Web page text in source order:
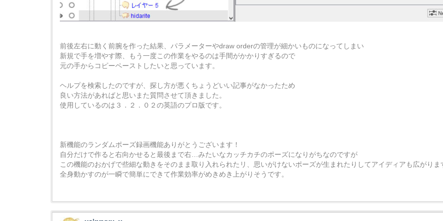
前後左右に動く前腕を作った結果、パラメーターやdraw orderの管理が細かいものになってしまい
新規で手を増やす際、もう一度この作業をやるのは手間がかかりすぎるので
元の手からコピーペーストしたいと思っています。
ヘルプを検索したのですが、探し方が悪くちょうどいい記事がなかったため
良い方法があればと思いまた質問させて頂きました。
使用しているのは３．２．０２の英語のプロ版です。
新機能のランダムポーズ録画機能ありがとうございます！
自分だけで作ると右向かせると最後まで右…みたいなカッチカチのポーズになりがちなのですが
この機能のおかげで些細な動きをそのまま取り入れられたリ、思いがけないポーズが生まれたりしてアイディアも広がりま
全身動かすのが一瞬で簡単にできて作業効率がめきめき上がりそうです。